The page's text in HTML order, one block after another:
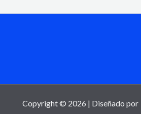
Copyright © 2026 | Diseñado por